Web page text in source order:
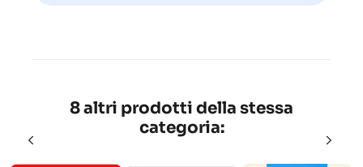
8 altri prodotti della stessa
categoria: